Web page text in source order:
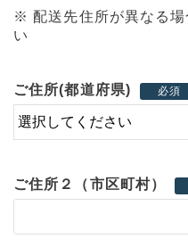
※ 配送先住所が異なる場
い
ご住所(都道府県) 必須
ご住所２（市区町村）